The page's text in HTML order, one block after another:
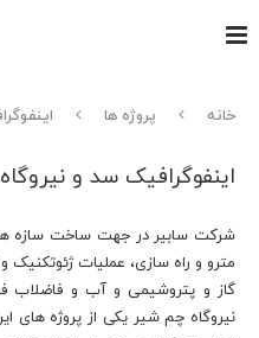
خانه پروژه ها
اینفوگرافیک سد و
شرکت سابیر در جهت ساخت سازه
مترو و راه سازی، عملیات
گاز و پتروشیمی و آب و فاضلاب
نیروگاه چم شیر یکی از پروژه